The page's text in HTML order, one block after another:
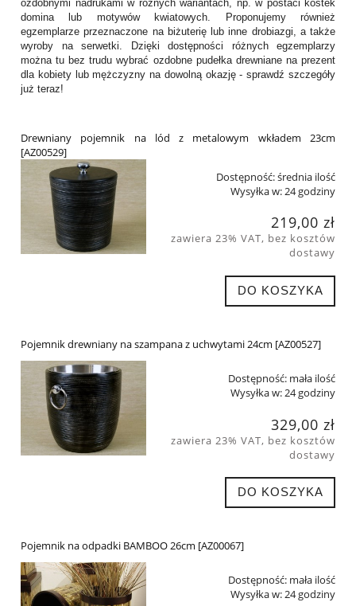
ozdobnymi nadrukami w różnych wariantach, np. w postaci kostek
domina lub motywów kwiatowych. Proponujemy również
egzemplarze przeznaczone na biżuterię lub inne drobiazgi, a także
wyroby na serwetki. Dzięki dostępności różnych egzemplarzy
można tu bez trudu wybrać ozdobne pudełka drewniane na prezent
dla kobiety lub mężczyzny na dowolną okazję - sprawdź szczegóły
już teraz!
Drewniany pojemnik na lód z metalowym wkładem 23cm
[AZ00529]
Dostępność:średnia ilość
Wysyłka w:24 godziny
219,00 zł
zawiera 23% VAT, bez kosztów
dostawy
DO KOSZYKA
Pojemnik drewniany na szampana z uchwytami 24cm [AZ00527]
Dostępność: mała ilość
Wysyłka w:24 godziny
329,00 zł
zawiera 23% VAT, bez kosztów
dostawy
DO KOSZYKA
Pojemnik na odpadki BAMBOO 26cm [AZ00067]
Dostępność: mała ilość
Wysyłka w:24 godziny